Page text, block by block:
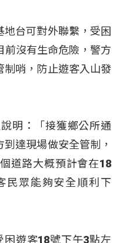
台可對外聯繫，受困
前沒有生命危險，警方
制哨，防止遊客入山發
明：「接獲鄉公所通
達現場做安全管制，
道路大概預計會在18
民眾能夠安全順利下
遊客18號下午3點左